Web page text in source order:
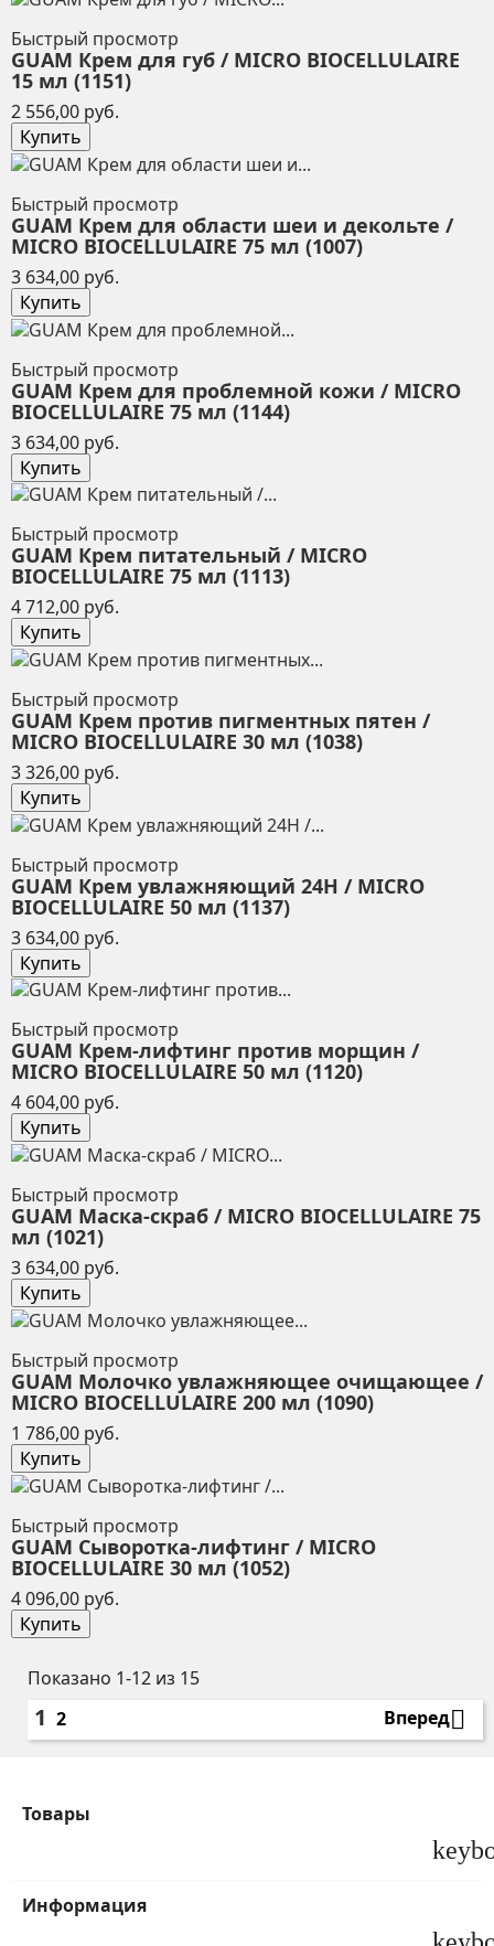
Быстрый просмотр
GUAM Крем для губ / MICRO BIOCELLULAIRE
15 мл (1151)
2 556,00 руб.
Купить
Быстрый просмотр
GUAM Крем для области шеи и декольте /
MICRO BIOCELLULAIRE 75 мл (1007)
3 634,00 руб.
Купить
Быстрый просмотр
GUAM Крем для проблемной кожи / MICRO
BIOCELLULAIRE 75 мл (1144)
3 634,00 руб.
Купить
Быстрый просмотр
GUAM Крем питательный / MICRO
BIOCELLULAIRE 75 мл (1113)
4 712,00 руб.
Купить
Быстрый просмотр
GUAM Крем против пигментных пятен /
MICRO BIOCELLULAIRE 30 мл (1038)
3 326,00 руб.
Купить
Быстрый просмотр
GUAM Крем увлажняющий 24H / MICRO
BIOCELLULAIRE 50 мл (1137)
3 634,00 руб.
Купить
Быстрый просмотр
GUAM Крем-лифтинг против морщин /
MICRO BIOCELLULAIRE 50 мл (1120)
4 604,00 руб.
Купить
Быстрый просмотр
GUAM Маска-скраб / MICRO BIOCELLULAIRE 75
мл (1021)
3 634,00 руб.
Купить
Быстрый просмотр
GUAM Молочко увлажняющее очищающее /
MICRO BIOCELLULAIRE 200 мл (1090)
1 786,00 руб.
Купить
Быстрый просмотр
GUAM Сыворотка-лифтинг / MICRO
BIOCELLULAIRE 30 мл (1052)
4 096,00 руб.
Купить
Показано 1-12 из 15
1 2 Вперед
Товары
Информация